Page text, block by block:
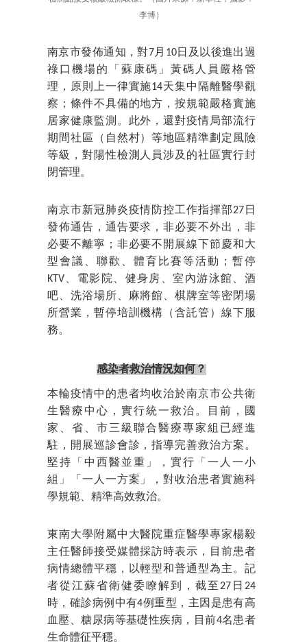
李博）
南京市發佈通知，對7月10日及以後進出過
祿口機場的「蘇康碼」黃碼人員嚴格管
理，原則上一律實施14天集中隔離醫學觀
察；條件不具備的地方，按規範嚴格實施
居家健康監測。此外，還對疫情局部流行
期間社區（自然村）等地區精準劃定風險
等級，對陽性檢測人員涉及的社區實行封
閉管理。
南京市新冠肺炎疫情防控工作指揮部27日
發佈通告，通告要求，非必要不外出，非
必要不離寧；非必要不開展線下節慶和大
型會議、聯歡、體育比賽等活動；暫停
KTV、電影院、健身房、室內游泳館、酒
吧、洗浴場所、麻將館、棋牌室等密閉場
所營業，暫停培訓機構（含託管）線下服
務。
感染者救治情況如何？
本輪疫情中的患者均收治於南京市公共衛
生醫療中心，實行統一救治。目前，國
家、省、市三級聯合醫療專家組已經進
駐，開展巡診會診，指導完善救治方案。
堅持「中西醫並重」，實行「一人一小
組」「一人一方案」，對收治患者實施科
學規範、精準高效救治。
東南大學附屬中大醫院重症醫學專家楊毅
主任醫師接受媒體採訪時表示，目前患者
病情總體平穩，以輕型和普通型為主。記
者從江蘇省衛健委瞭解到，截至27日24
時，確診病例中有4例重型，主因是患有高
血壓、糖尿病等基礎性疾病，目前4名患者
生命體征平穩。